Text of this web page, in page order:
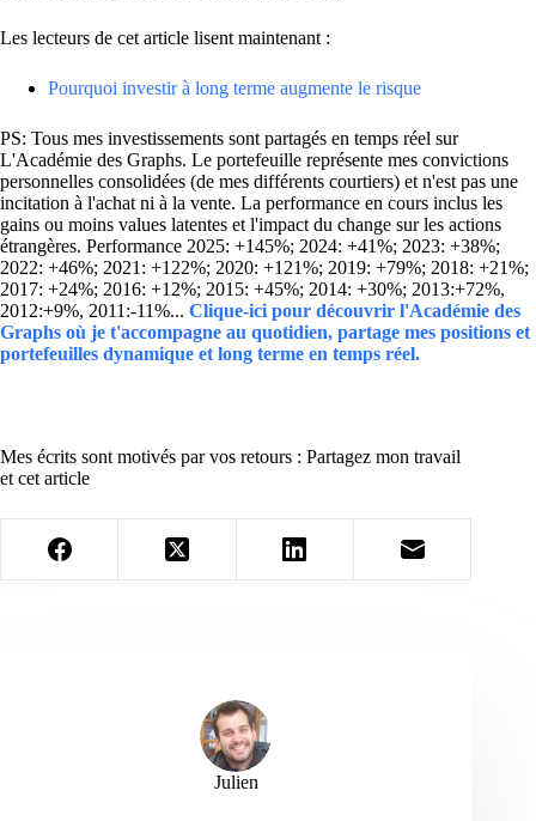
Les lecteurs de cet article lisent maintenant :
Pourquoi investir à long terme augmente le risque
PS: Tous mes investissements sont partagés en temps réel sur
L'Académie des Graphs. Le portefeuille représente mes convictions
personnelles consolidées (de mes différents courtiers) et n'est pas une
incitation à l'achat ni à la vente. La performance en cours inclus les
gains ou moins values latentes et l'impact du change sur les actions
étrangères. Performance 2025: +145%; 2024: +41%; 2023: +38%;
2022: +46%; 2021: +122%; 2020: +121%; 2019: +79%; 2018: +21%;
2017: +24%; 2016: +12%; 2015: +45%; 2014: +30%; 2013:+72%,
2012:+9%, 2011:-11%... Clique-ici pour découvrir l'Académie des
Graphs où je t'accompagne au quotidien, partage mes positions et
portefeuilles dynamique et long terme en temps réel.
Mes écrits sont motivés par vos retours : Partagez mon travail
et cet article
Julien